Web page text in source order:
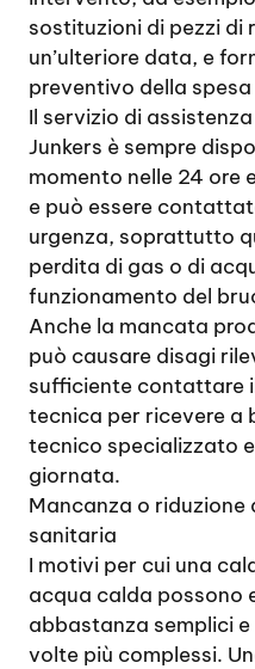
sostituzioni di pezzi
un’ulteriore data, e
preventivo della
Il servizio di
Junkers è sempre
momento nelle 24 ore
e può essere
urgenza, soprattutto
perdita di gas o di
funzionamento del
Anche la mancata
può causare disagi
sufficiente contattare
tecnica per ricevere a
tecnico specializzato
giornata.
Mancanza o
sanitaria
I motivi per cui una
acqua calda possono
abbastanza semplici
volte più complessi.